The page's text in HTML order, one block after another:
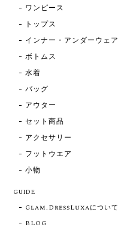
ワンピース
トップス
インナー・アンダーウェア
ボトムス
水着
バッグ
アウター
セット商品
アクセサリー
フットウエア
小物
GUIDE
Glam.DressLuxaについて
BLOG